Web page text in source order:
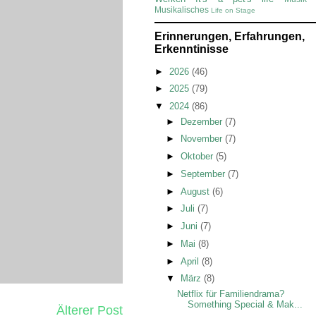
Älterer Post
Musikalisches Life on Stage
Erinnerungen, Erfahrungen,
Erkenntinisse
► 2026 (46)
► 2025 (79)
▼ 2024 (86)
► Dezember (7)
►
November (7)
► Oktober (5)
► September (7)
► August (6)
► Juli (7)
► Juni (7)
►
Mai (8)
► April (8)
▼
März (8)
Netflix für Familiendrama?
Something Special & Mak...